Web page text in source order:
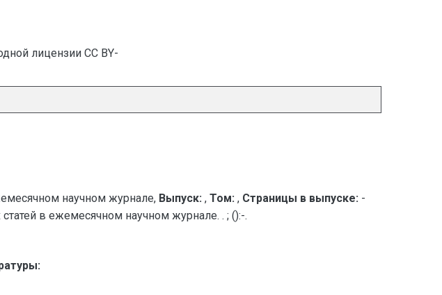
лицензии CC BY-
научном журнале, Выпуск: , Том: , Страницы в выпуске: -
в ежемесячном научном журнале. . ; ():-.